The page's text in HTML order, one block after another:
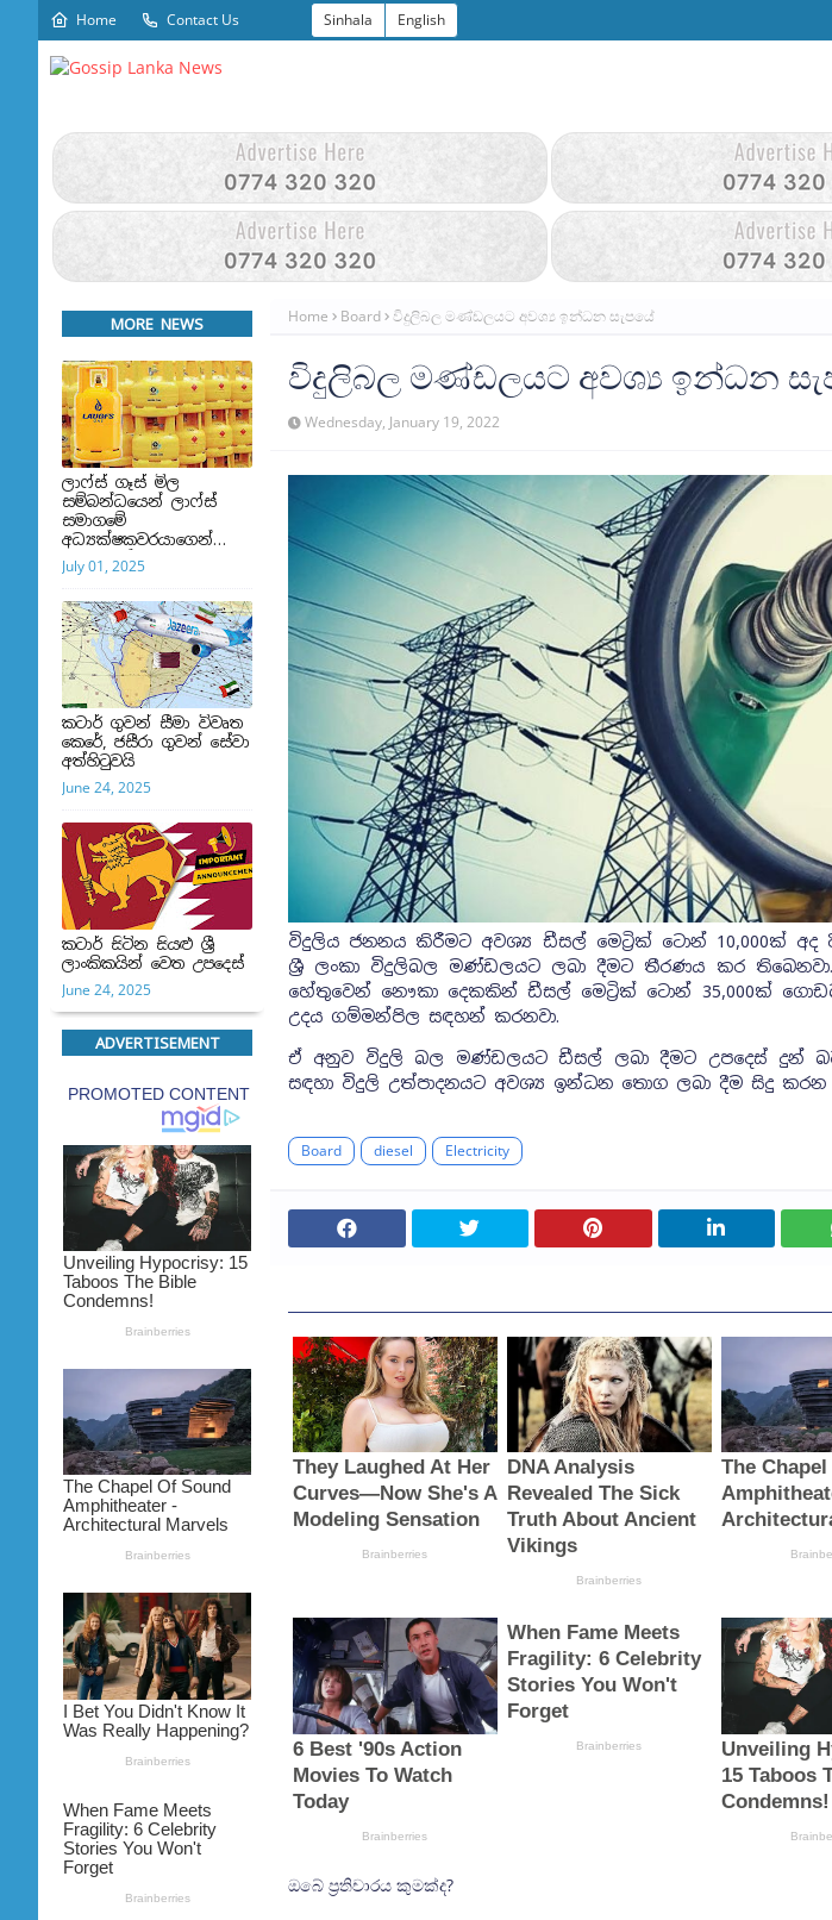
Home Contact Us Sinhala English
MORE NEWS
ලාෆ්ස් ගෑස් මිල
සම්බන්ධයෙන් ලාෆ්ස්
සමාගමේ
අධ්‍යක්ෂකවරයාගෙන්
ප්‍රකාශයක්
July 01, 2025
කටාර් ගුවන් සීමා විවෘත
කෙරේ, ජසීරා ගුවන් සේවා
අත්හි‍ටුවයි
June 24, 2025
කටාර් සිටින සියළු ශ්‍රී
ලාංකිකයින් වෙත උපදෙස්
June 24, 2025
ADVERTISEMENT
Home Board විදුලිබල මණ්ඩලයට අවශ්‍ය ඉන්ධන සැපයේ
විදුලිබල මණ්ඩලයට අවශ්‍ය ඉන්ධන
Wednesday, January 19, 2022
විදුලිය ජනනය කිරීමට අවශ්‍ය ඩීසල් මෙට්‍රික් ටොන් 10,000ක් අද
ශ්‍රී ලංකා විදුලිබල මණ්ඩලයට ලබා දීමට තීරණය කර
හේතුවෙන් නෞකා දෙකකින් ඩීසල් මෙට්‍රික් ටොන් 35,000ක්
උදය ගම්මන්පිල සඳහන් කරනවා.
ඒ අනුව විදුලි බල මණ්ඩලයට ඩීසල් ලබා දීමට උපදෙස් දුන්
සඳහා විදුලි උත්පාදනයට අවශ්‍ය ඉන්ධන තොග ලබා දීම සිදු කරන
Board diesel Electricity
ඔබේ ප්‍රතිචාරය කුමක්ද?